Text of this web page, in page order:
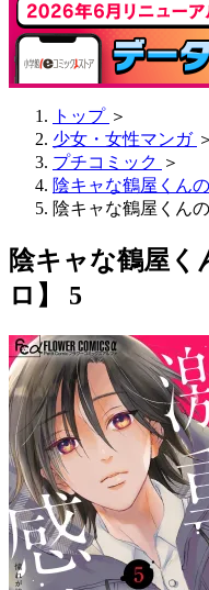
トップ ＞
少女・女性マンガ ＞
プチコミック ＞
陰キャな鶴屋くん
陰キャな鶴屋くん
陰キャな鶴屋く
ロ】 5